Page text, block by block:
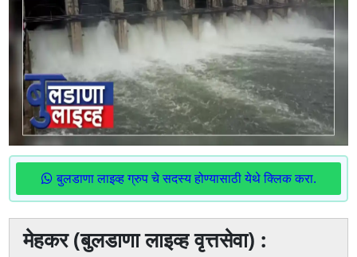
बुलडाणा लाइव्ह ग्रुप चे सदस्य होण्यासाठी येथे क्लिक करा.
मेहकर (बुलडाणा लाइव्ह वृत्तसेवा) :